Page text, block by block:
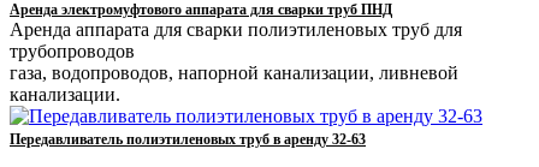
Аренда электромуфтового аппарата для сварки труб ПНД
Аренда аппарата для сварки полиэтиленовых труб для
трубопроводов
газа, водопроводов, напорной канализации, ливневой
канализации.
Передавливатель полиэтиленовых труб в аренду 32-63